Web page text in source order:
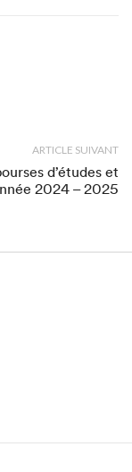
ARTICLE SUIVANT
d’études et
2024 – 2025